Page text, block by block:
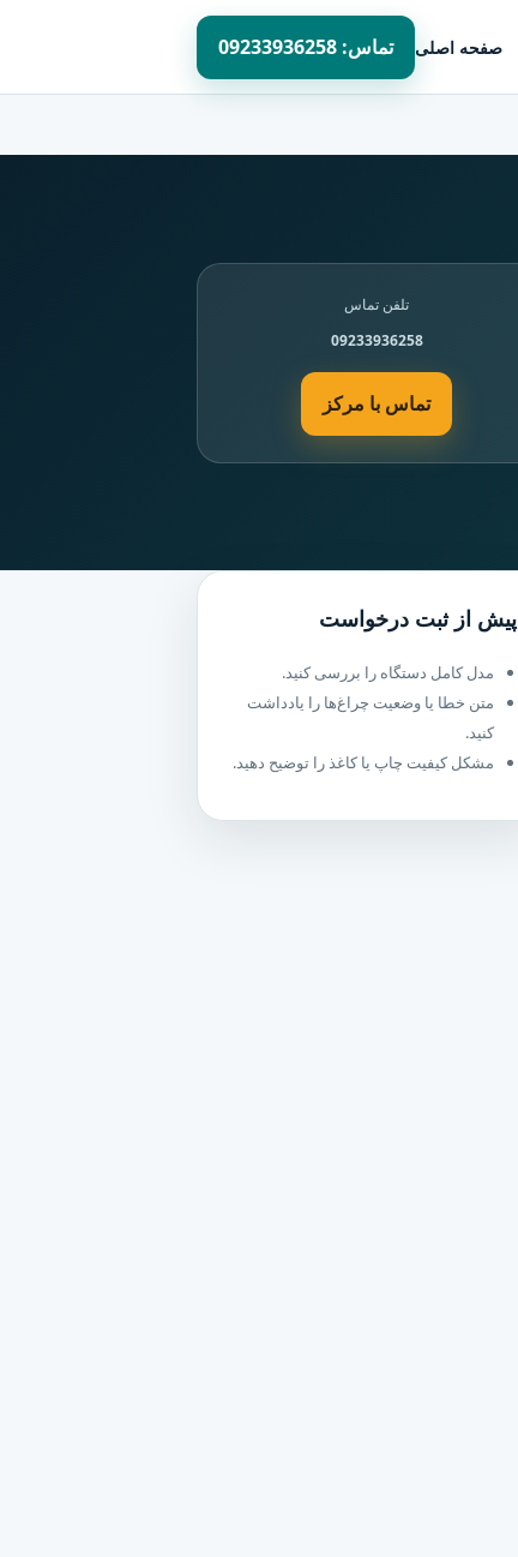
صفحه اصلی تماس: 09233936258
تلفن تماس
09233936258
تماس با مرکز
پیش از ثبت درخواست
مدل کامل دستگاه را بررسی کنید.
متن خطا یا وضعیت چراغ‌ها را یادداشت
کنید.
مشکل کیفیت چاپ یا کاغذ را توضیح دهید.